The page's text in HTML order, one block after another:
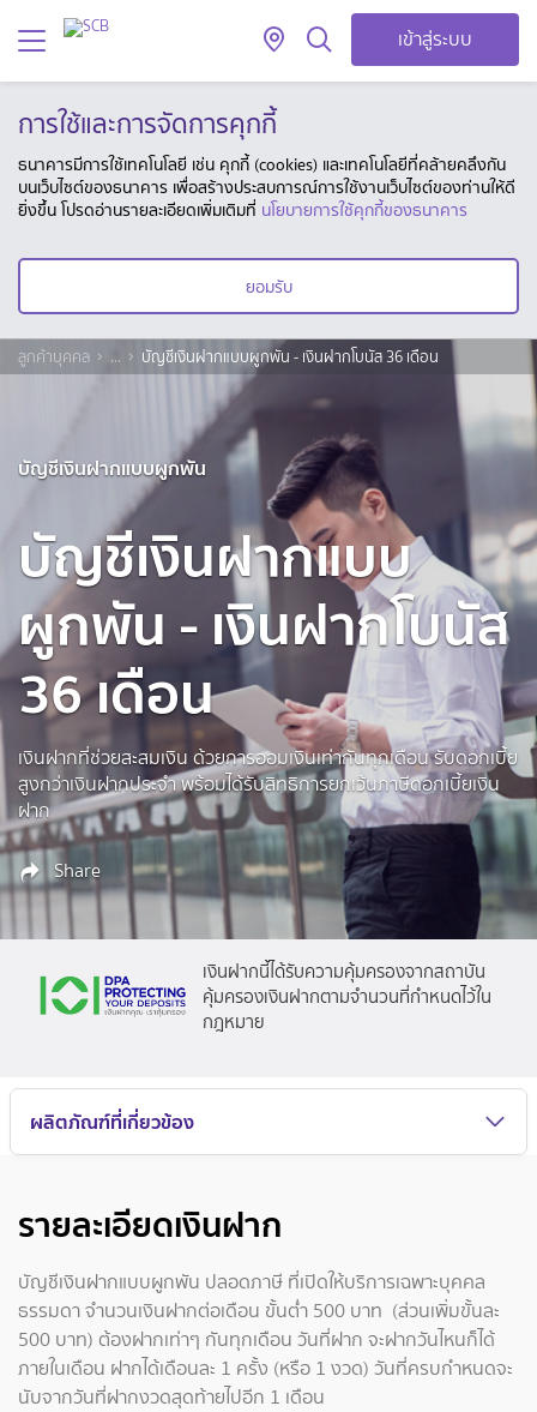
เข้าสู่ระบบ
การใช้และการจัดการคุกกี้
ธนาคารมีการใช้เทคโนโลยี เช่น คุกกี้ (cookies) และเทคโนโลยีที่คล้ายคลึงกัน
บนเว็บไซต์ของธนาคาร เพื่อสร้างประสบการณ์การใช้งานเว็บไซต์ของท่านให้ดี
ยิ่งขึ้น โปรดอ่านรายละเอียดเพิ่มเติมที่ นโยบายการใช้คุกกี้ของธนาคาร
ยอมรับ
ลูกค้าบุคคล ... บัญชีเงินฝากแบบผูกพัน - เงินฝากโบนัส 36 เดือน
บัญชีเงินฝากแบบผูกพัน
บัญชีเงินฝากแบบ
ผูกพัน - เงินฝากโบนัส
36 เดือน
เงินฝากที่ช่วยสะสมเงิน ด้วยการออมเงินเท่ากันทุกเดือน รับดอกเบี้ย
สูงกว่าเงินฝากประจำ พร้อมได้รับสิทธิการยกเว้นภาษีดอกเบี้ยเงิน
ฝาก
Share
เงินฝากนี้ได้รับความคุ้มครองจากสถาบัน
คุ้มครองเงินฝากตามจำนวนที่กำหนดไว้ใน
กฎหมาย
ผลิตภัณฑ์ที่เกี่ยวข้อง
รายละเอียดเงินฝาก
บัญชีเงินฝากแบบผูกพัน ปลอดภาษี ที่เปิดให้บริการเฉพาะบุคคล
ธรรมดา จำนวนเงินฝากต่อเดือน ขั้นต่ำ 500 บาท (ส่วนเพิ่มขั้นละ
500 บาท) ต้องฝากเท่าๆ กันทุกเดือน วันที่ฝาก จะฝากวันไหนก็ได้
ภายในเดือน ฝากได้เดือนละ 1 ครั้ง (หรือ 1 งวด) วันที่ครบกำหนดจะ
นับจากวันที่ฝากงวดสุดท้ายไปอีก 1 เดือน